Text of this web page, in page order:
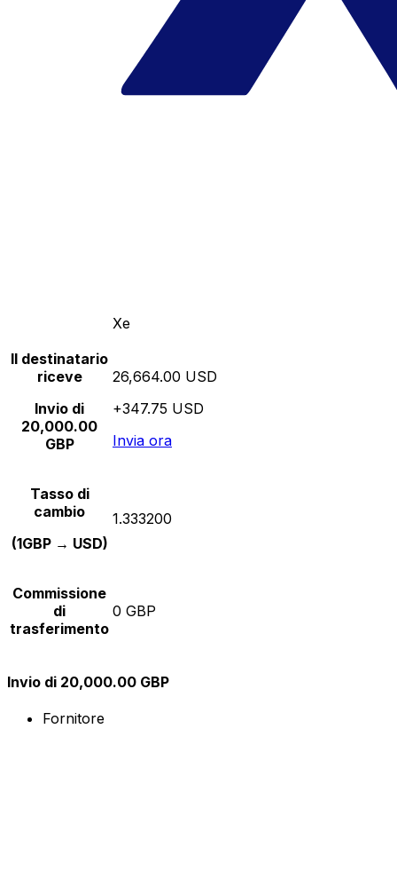
Xe
Il destinatario
riceve
Invio di
20,000.00
GBP
26,664.00 USD
+347.75 USD
Invia ora
Tasso di
cambio
(1GBP → USD)
1.333200
Commissione
di
trasferimento
0 GBP
Invio di 20,000.00 GBP
Fornitore